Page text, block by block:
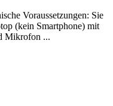
Voraussetzungen: Sie
(kein Smartphone) mit
Mikrofon ...